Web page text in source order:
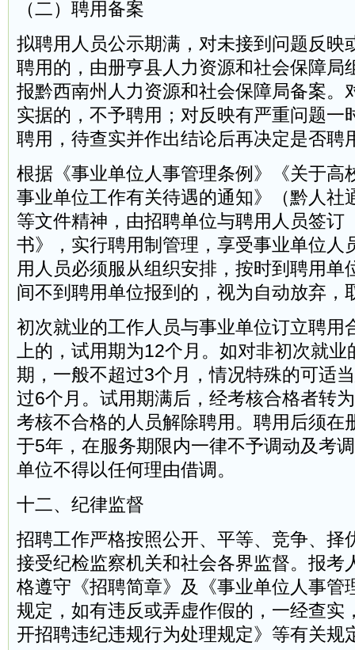
（二）聘用备案
拟聘用人员公示期满，对未接到问题反映
聘用的，由册亨县人力资源和社会保障局
报黔西南州人力资源和社会保障局备案。
实据的，不予聘用；对反映有严重问题一
聘用，待查实并作出结论后再决定是否聘
根据《事业单位人事管理条例》《关于高
事业单位工作有关待遇的通知》（黔人社
等文件精神，由招聘单位与聘用人员签订
书》，实行聘用制管理，享受事业单位人
用人员必须服从组织安排，按时到聘用单
间不到聘用单位报到的，视为自动放弃，
初次就业的工作人员与事业单位订立聘用
上的，试用期为12个月。如对非初次就业
期，一般不超过3个月，情况特殊的可适
过6个月。试用期满后，经考核合格者转
考核不合格的人员解除聘用。聘用后须在
于5年，在服务期限内一律不予调动及考
单位不得以任何理由借调。
十二、纪律监督
招聘工作严格按照公开、平等、竞争、择
接受纪检监察机关和社会各界监督。报考
格遵守《招聘简章》及《事业单位人事管
规定，如有违反或弄虚作假的，一经查实
开招聘违纪违规行为处理规定》等有关规